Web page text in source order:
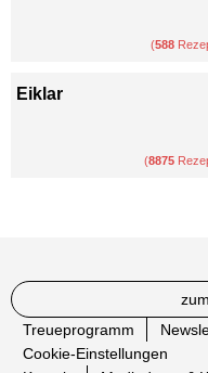
(588
Eiklar
(8875
Treueprogramm
Cookie-Einstellungen